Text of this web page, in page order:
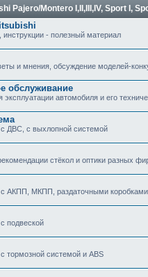
Pajero/Montero I,II,III,IV, Sport I,
- полезный материал
и мнения, обсуждение моделей-
обслуживание
автомобиля и его
ДВС, с выхлопной системой
стёкол и оптики разных
АКПП, МКПП, раздаточными
подвеской
тормозной системой и ABS